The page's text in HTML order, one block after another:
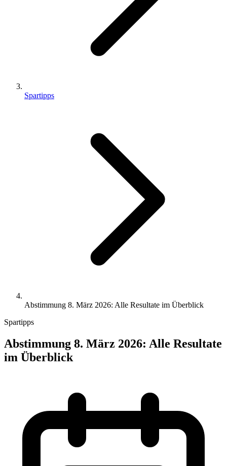
Spartipps
Abstimmung 8. März 2026: Alle Resultate im Überblick
Spartipps
Abstimmung 8. März 2026: Alle Resultate
im Überblick